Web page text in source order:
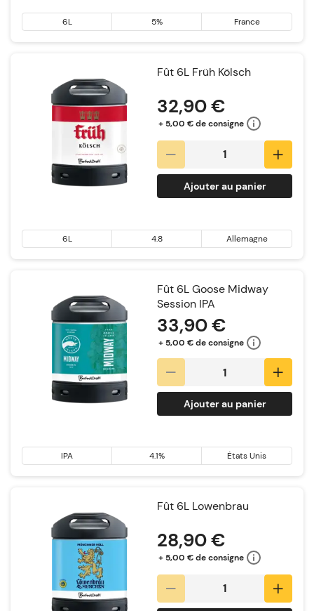
6L 5% France
Fût 6L Früh Kölsch
32,90 €
+ 5,00 € de consigne
Ajouter au panier
6L 4.8 Allemagne
Fût 6L Goose Midway
Session IPA
33,90 €
+ 5,00 € de consigne
Ajouter au panier
IPA 4.1% États Unis
Fût 6L Lowenbrau
28,90 €
+ 5,00 € de consigne